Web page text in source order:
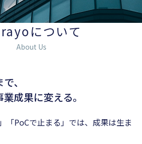
について
About Us
、
成果に変える。
「PoCで止まる」では、成果は生ま